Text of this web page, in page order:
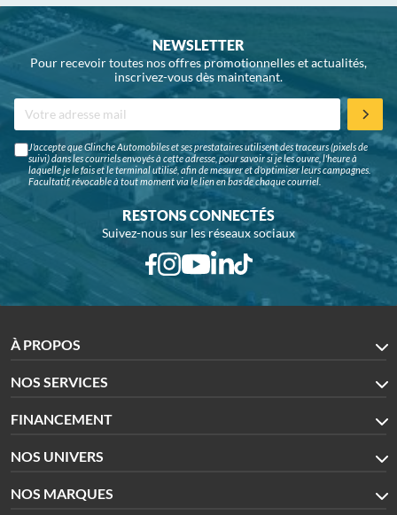
NEWSLETTER
Pour recevoir toutes nos offres promotionnelles et actualités,
inscrivez-vous dès maintenant.
J'accepte que Glinche Automobiles et ses prestataires utilisent des traceurs (pixels de
suivi) dans les courriels envoyés à cette adresse, pour savoir si je les ouvre, l'heure à
laquelle je le fais et le terminal utilisé, afin de mesurer et d'optimiser leurs campagnes.
Facultatif, révocable à tout moment via le lien en bas de chaque courriel.
RESTONS CONNECTÉS
Suivez-nous sur les réseaux sociaux
À PROPOS
NOS SERVICES
FINANCEMENT
NOS UNIVERS
NOS MARQUES